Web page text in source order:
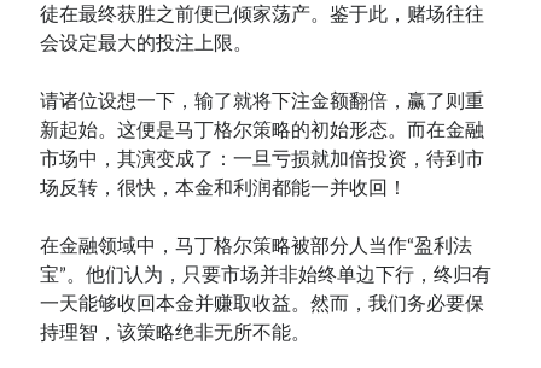
徒在最终获胜之前便已倾家荡产。鉴于此，赌场往往
会设定最大的投注上限。
请诸位设想一下，输了就将下注金额翻倍，赢了则重
新起始。这便是马丁格尔策略的初始形态。而在金融
市场中，其演变成了：一旦亏损就加倍投资，待到市
场反转，很快，本金和利润都能一并收回！
在金融领域中，马丁格尔策略被部分人当作“盈利法
宝”。他们认为，只要市场并非始终单边下行，终归有
一天能够收回本金并赚取收益。然而，我们务必要保
持理智，该策略绝非无所不能。